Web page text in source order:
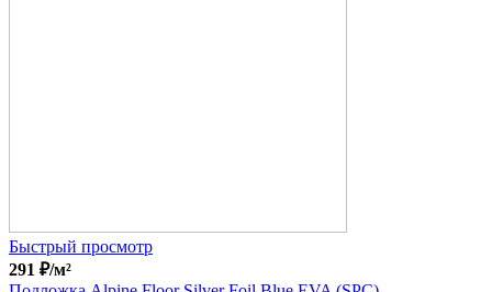
Быстрый просмотр
291 ₽/м²